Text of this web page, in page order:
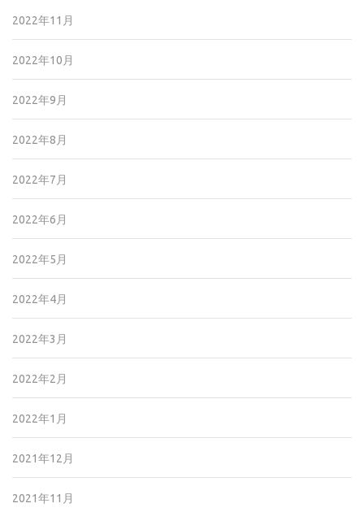
2022年11月
2022年10月
2022年9月
2022年8月
2022年7月
2022年6月
2022年5月
2022年4月
2022年3月
2022年2月
2022年1月
2021年12月
2021年11月